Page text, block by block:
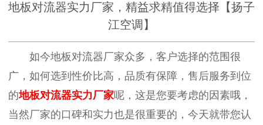
地板对流器实力厂家，精益求精值得选择【扬子
江空调】
如今地板对流器厂家众多，客户选择的范围很
广，如何选到性价比高，品质有保障，售后服务到位
的地板对流器实力厂家呢，这是您要考虑的因素哦，
当然厂家的口碑和实力也是很重要的，今天就带您认